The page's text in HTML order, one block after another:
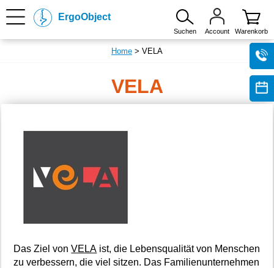
ErgoObject
Suchen Account Warenkorb
Home > VELA
VELA
Das Ziel vonVELA ist, die Lebensqualität von Menschen
zu verbessern, die viel sitzen. Das Familienunternehmen